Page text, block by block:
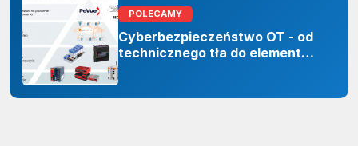
POLECAMY
Cyberbezpieczeństwo OT - od
technicznego tła do elementu